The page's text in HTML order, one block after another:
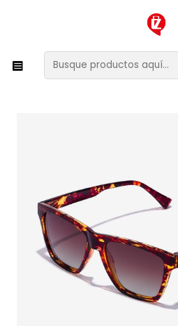
XMAS SALE ¡Compra antes
Lentes y Accesorios
Lentes de Sol Polarizado